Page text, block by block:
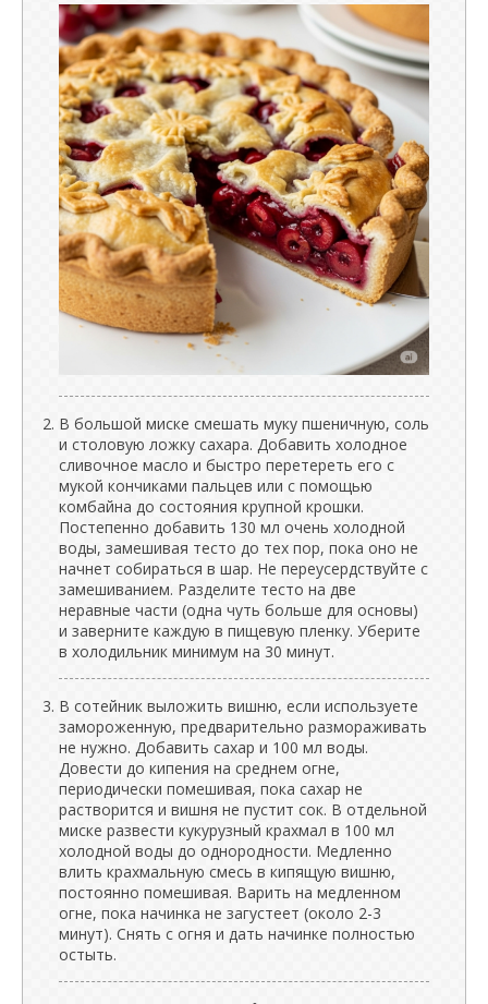
В большой миске смешать муку пшеничную, соль
и столовую ложку сахара. Добавить холодное
сливочное масло и быстро перетереть его с
мукой кончиками пальцев или с помощью
комбайна до состояния крупной крошки.
Постепенно добавить 130 мл очень холодной
воды, замешивая тесто до тех пор, пока оно не
начнет собираться в шар. Не переусердствуйте с
замешиванием. Разделите тесто на две
неравные части (одна чуть больше для основы)
и заверните каждую в пищевую пленку. Уберите
в холодильник минимум на 30 минут.
В сотейник выложить вишню, если используете
замороженную, предварительно размораживать
не нужно. Добавить сахар и 100 мл воды.
Довести до кипения на среднем огне,
периодически помешивая, пока сахар не
растворится и вишня не пустит сок. В отдельной
миске развести кукурузный крахмал в 100 мл
холодной воды до однородности. Медленно
влить крахмальную смесь в кипящую вишню,
постоянно помешивая. Варить на медленном
огне, пока начинка не загустеет (около 2-3
минут). Снять с огня и дать начинке полностью
остыть.